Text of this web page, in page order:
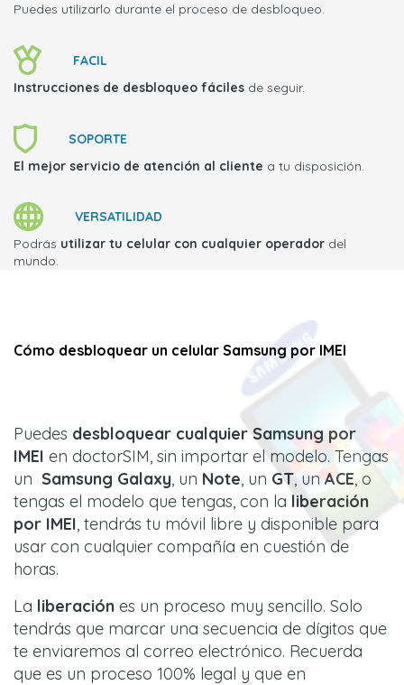
Puedes utilizarlo durante el proceso de desbloqueo.
FACIL
Instrucciones de desbloqueo fáciles de seguir.
SOPORTE
El mejor servicio de atención al cliente a tu disposición.
VERSATILIDAD
Podrás utilizar tu celular con cualquier operador del
mundo.
Cómo desbloquear un celular Samsung por IMEI
Puedes desbloquear cualquier Samsung por
IMEI en doctorSIM, sin importar el modelo. Tengas
un Samsung Galaxy, un Note, un GT, un ACE, o
tengas el modelo que tengas, con la liberación
por IMEI, tendrás tu móvil libre y disponible para
usar con cualquier compañía en cuestión de
horas.
La liberación es un proceso muy sencillo. Solo
tendrás que marcar una secuencia de dígitos que
te enviaremos al correo electrónico. Recuerda
que es un proceso 100% legal y que en